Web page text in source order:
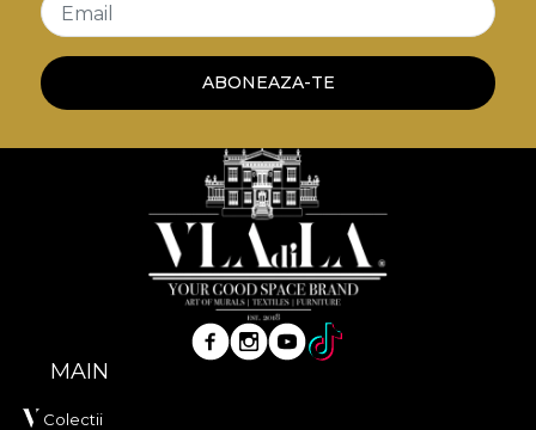
Email
ABONEAZA-TE
MAIN
Colectii